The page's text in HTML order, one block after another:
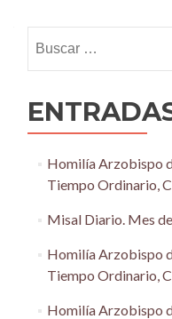
navigation
Homilía Arzobispo
Tiempo Ordinario,
Misal Diario. Mes
Homilía Arzobispo
Tiempo Ordinario,
Homilía Arzobispo